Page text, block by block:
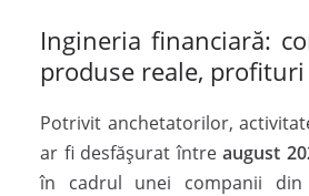
Ingineria financiară:
produse reale,
Potrivit anchetatorilor,
ar fi desfășurat între august
în cadrul unei companii din